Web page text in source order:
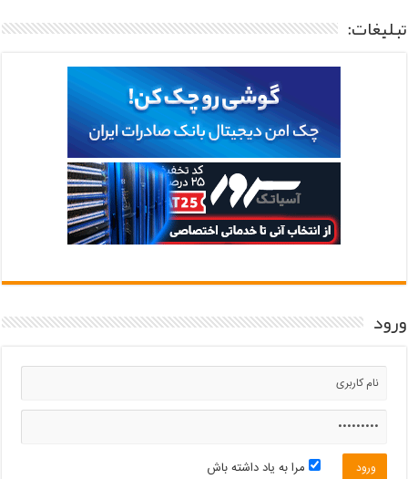
تبلیغات:
ورود
مرا به یاد داشته باش